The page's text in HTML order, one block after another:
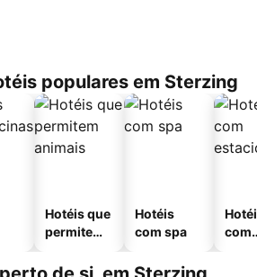
populares em Sterzing
Hotéis que
permitem
Hotéis
com spa
com